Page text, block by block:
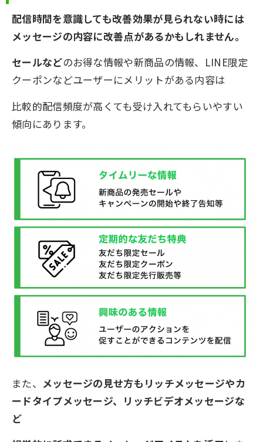
配信時間を意識しても改善効果が見られない時には
メッセージの内容に改善点があるかもしれません。
セールなどのお得な情報や新商品の情報、LINE限定
クーポンなどユーザーにメリットがある内容は
比較的配信頻度が高くても受け入れてもらいやすい
傾向にあります。
また、 メッセージの見せ方もリッチメッセージやカ
ードタイプメッセージ、リッチビデオメッセージな
ど